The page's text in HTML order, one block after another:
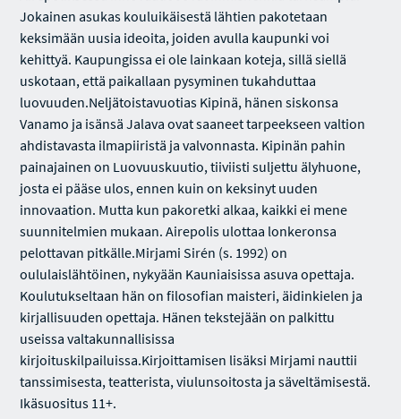
Jokainen asukas kouluikäisestä lähtien pakotetaan
keksimään uusia ideoita, joiden avulla kaupunki voi
kehittyä. Kaupungissa ei ole lainkaan koteja, sillä siellä
uskotaan, että paikallaan pysyminen tukahduttaa
luovuuden.Neljätoistavuotias Kipinä, hänen siskonsa
Vanamo ja isänsä Jalava ovat saaneet tarpeekseen valtion
ahdistavasta ilmapiiristä ja valvonnasta. Kipinän pahin
painajainen on Luovuuskuutio, tiiviisti suljettu älyhuone,
josta ei pääse ulos, ennen kuin on keksinyt uuden
innovaation. Mutta kun pakoretki alkaa, kaikki ei mene
suunnitelmien mukaan. Airepolis ulottaa lonkeronsa
pelottavan pitkälle.Mirjami Sirén (s. 1992) on
oululaislähtöinen, nykyään Kauniaisissa asuva opettaja.
Koulutukseltaan hän on filosofian maisteri, äidinkielen ja
kirjallisuuden opettaja. Hänen tekstejään on palkittu
useissa valtakunnallisissa
kirjoituskilpailuissa.Kirjoittamisen lisäksi Mirjami nauttii
tanssimisesta, teatterista, viulunsoitosta ja säveltämisestä.
Ikäsuositus 11+.